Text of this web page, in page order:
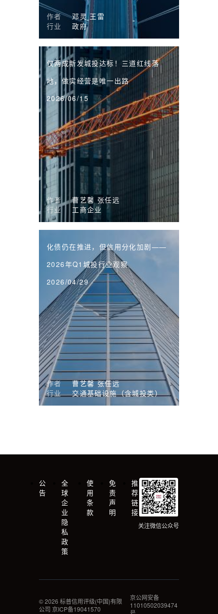
作者 邓灵 王雷
行业
政府
仅两成新发城投达标！三道红线落
地，做实经营是唯一出路
2026/06/15
作者 曹艺馨 张任远
行业
工商企业
化债仍在推进，但信用分化加剧——
2026年Q1城投行业观察
2026/04/29
作者 曹艺馨 张任远
行业
交通基础设施（含城投类）
公
告
全
球
企
业
隐
私
政
策
使
用
条
款
免
责
声
明
推
荐
链
接
关注微信公众号
©2026 标普信用评级(中国)有限
公司 京ICP备19041570
京公网安备
11010502039474